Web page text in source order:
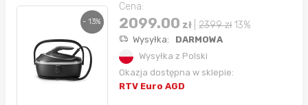
- 13%
Cena:
2099.00 zł 2399zł 13%
Wysyłka:
DARMOWA
Wysyłka z Polski
Okazja dostępna w sklepie:
RTV Euro AGD